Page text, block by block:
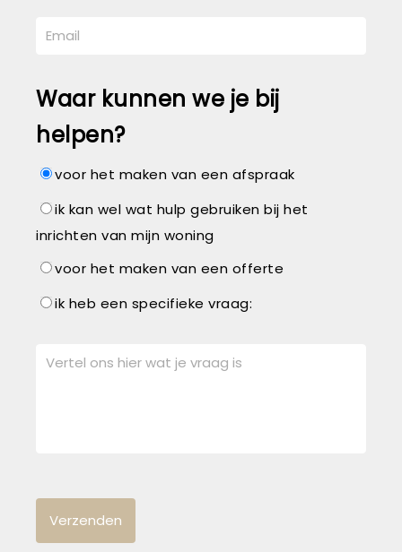
Waar kunnen we je bij
helpen?
voor het maken van een afspraak
ik kan wel wat hulp gebruiken bij het
inrichten van mijn woning
voor het maken van een offerte
ik heb een specifieke vraag: